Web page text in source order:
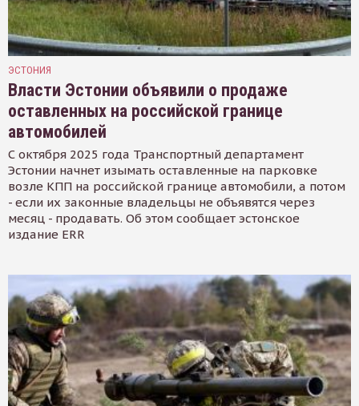
ЭСТОНИЯ
Власти Эстонии объявили о продаже
оставленных на российской границе
автомобилей
С октября 2025 года Транспортный департамент
Эстонии начнет изымать оставленные на парковке
возле КПП на российской границе автомобили, а потом
- если их законные владельцы не объявятся через
месяц - продавать. Об этом сообщает эстонское
издание ERR